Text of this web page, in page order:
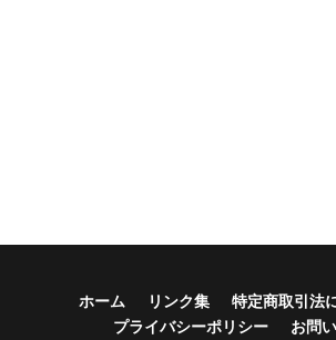
ホーム リンク集
特定商取引法
プライバシーポリシー
お問